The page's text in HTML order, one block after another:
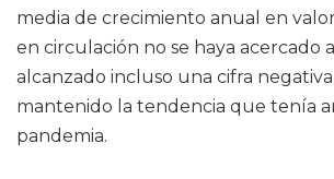
media de crecimiento anual en
en circulación no se haya acercado
alcanzado incluso una cifra
mantenido la tendencia que tenía
pandemia.